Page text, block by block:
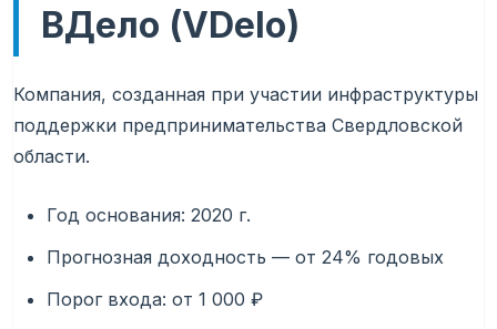
ВДело (VDelo)
Компания, созданная при участии инфраструктуры
поддержки предпринимательства Свердловской
области.
Год основания: 2020 г.
Прогнозная доходность — от 24% годовых
Порог входа: от 1 000 ₽